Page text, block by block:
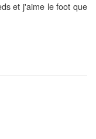
et j'aime le foot que